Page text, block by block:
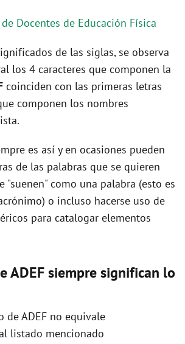
i
d
e
o
Docentes de Educación Física
de las siglas, se observa
los 4 caracteres que componen la
coinciden con las primeras letras
componen los nombres
es así y en ocasiones pueden
de las palabras que se quieren
"suenen" como una palabra (esto es
o incluso hacerse uso de
para catalogar elementos
ADEF siempre significan lo
de ADEF no equivale
listado mencionado